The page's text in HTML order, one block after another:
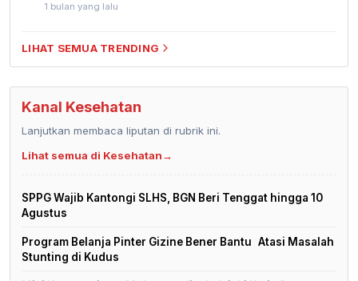
1 bulan yang lalu
LIHAT SEMUA TRENDING
Kanal Kesehatan
Lanjutkan membaca liputan di rubrik ini.
Lihat semua di Kesehatan→
SPPG Wajib Kantongi SLHS, BGN Beri Tenggat hingga 10
Agustus
Program Belanja Pinter Gizine Bener Bantu Atasi Masalah
Stunting di Kudus